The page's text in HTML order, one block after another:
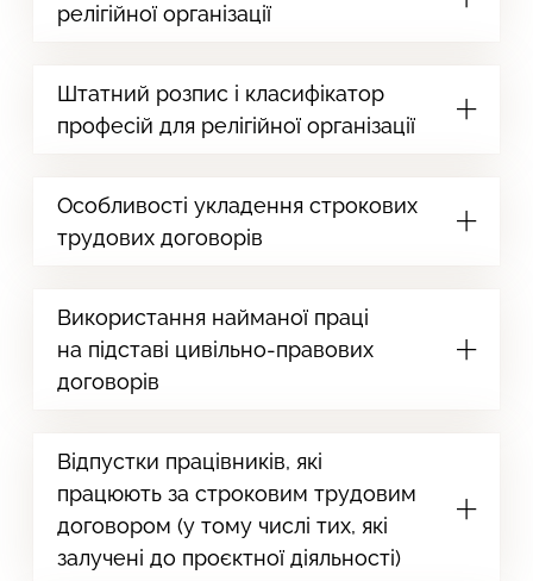
релігійної організації
Штатний розпис і класифікатор
професій для релігійної організації
Особливості укладення строкових
трудових договорів
Використання найманої праці
на підставі цивільно-правових
договорів
Відпустки працівників, які
працюють за строковим трудовим
договором (у тому числі тих, які
залучені до проєктної діяльності)